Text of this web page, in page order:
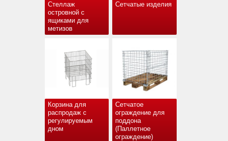
Стеллаж
островной с
ящиками для
метизов
Сетчатые изделия
Корзина для
распродаж с
регулируемым
дном
Сетчатое
ограждение для
поддона
(Паллетное
ограждение)